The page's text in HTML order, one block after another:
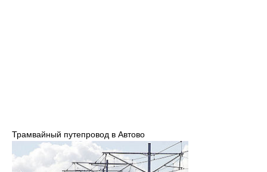
Трамвайный путепровод в Автово